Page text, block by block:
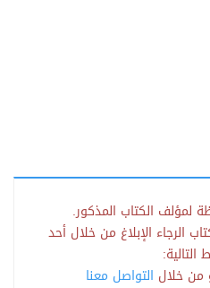
لمؤلف الكتاب المذكور.
الرجاء الإبلاغ من خلال أحد
التالية:
من خلال التواصل معنا